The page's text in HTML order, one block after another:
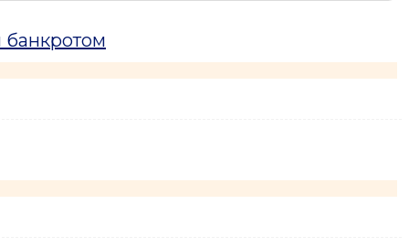
банкротом